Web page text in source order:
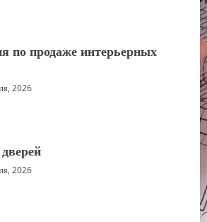
по продаже интерьерных
2026
2026